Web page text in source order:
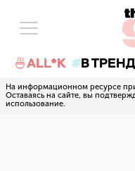
🍜ALL*K В
На информационном ресурсе
Оставаясь на сайте, вы
использование.